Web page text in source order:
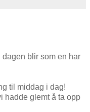
blir som en har
til middag i dag!
hadde glemt å ta opp